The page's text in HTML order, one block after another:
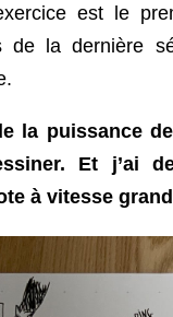
est le
de la dernière
la puissance
Et j’ai
à vitesse